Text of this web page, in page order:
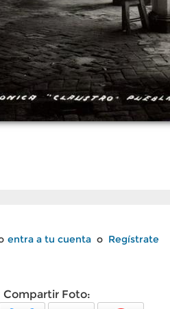
entra a tu cuenta o Regístrate
Compartir Foto: